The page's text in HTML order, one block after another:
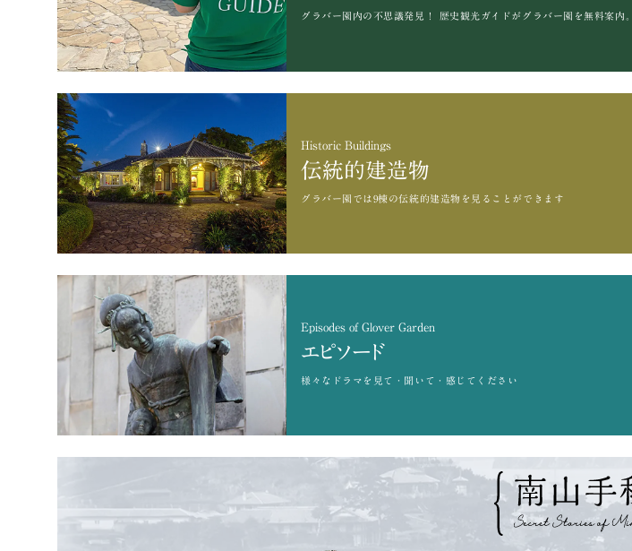
グラバー園内の不思議発見！ 歴史観光ガイドがグラバー園を無料案内。
Historic Buildings
伝統的建造物
グラバー園では9棟の伝統的建造物を見ることができます
Episodes of Glover Garden
エピソード
様々なドラマを 見て・聞いて・感じてください